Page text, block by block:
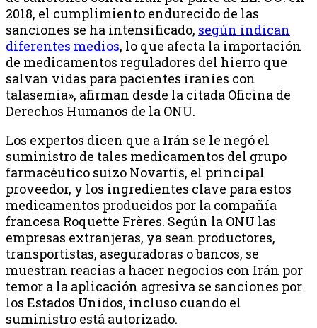
2018, el cumplimiento endurecido de las
sanciones se ha intensificado, según indican
diferentes medios, lo que afecta la importación
de medicamentos reguladores del hierro que
salvan vidas para pacientes iraníes con
talasemia», afirman desde la citada Oficina de
Derechos Humanos de la ONU.
Los expertos dicen que a Irán se le negó el
suministro de tales medicamentos del grupo
farmacéutico suizo Novartis, el principal
proveedor, y los ingredientes clave para estos
medicamentos producidos por la compañía
francesa Roquette Frères. Según la ONU las
empresas extranjeras, ya sean productores,
transportistas, aseguradoras o bancos, se
muestran reacias a hacer negocios con Irán por
temor a la aplicación agresiva se sanciones por
los Estados Unidos, incluso cuando el
suministro está autorizado.